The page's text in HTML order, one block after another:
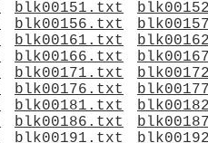
blk00151.txt
blk00156.txt
blk00161.txt
blk00166.txt
blk00171.txt
blk00176.txt
blk00181.txt
blk00186.txt
blk00191.txt